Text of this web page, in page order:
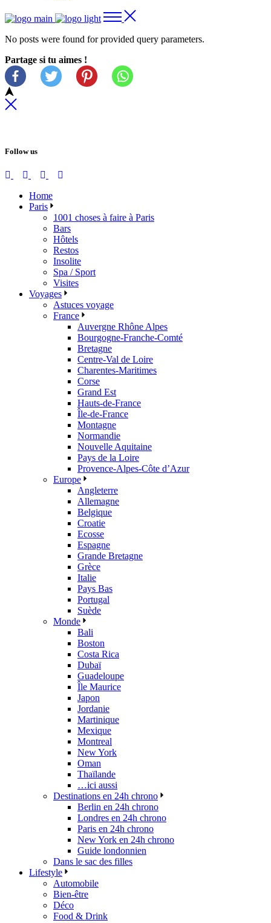
No posts were found for provided query parameters.
Partage si tu aimes !
Follow us
Home
Paris
1001 choses à faire à Paris
Bars
Hôtels
Restos
Insolite
Spa / Sport
Visites
Voyages
Astuces voyage
France
Auvergne Rhône Alpes
Bourgogne-Franche-Comté
Bretagne
Centre-Val de Loire
Charentes-Maritimes
Corse
Grand Est
Hauts-de-France
Île-de-France
Montagne
Normandie
Nouvelle Aquitaine
Pays de la Loire
Provence-Alpes-Côte d’Azur
Europe
Angleterre
Allemagne
Belgique
Croatie
Ecosse
Espagne
Grande Bretagne
Grèce
Italie
Pays Bas
Portugal
Suède
Monde
Bali
Boston
Costa Rica
Dubaï
Guadeloupe
Île Maurice
Japon
Jordanie
Martinique
Mexique
Montreal
New York
Oman
Thaïlande
…ici aussi
Destinations en 24h chrono
Berlin en 24h chrono
Londres en 24h chrono
Paris en 24h chrono
New York en 24h chrono
Guide londonnien
Dans le sac des filles
Lifestyle
Automobile
Bien-être
Déco
Food & Drink